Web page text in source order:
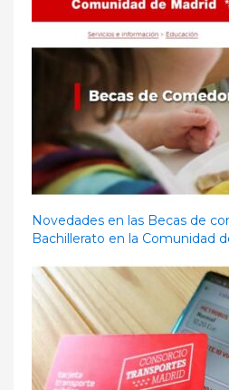
Novedades en las Becas de
Bachillerato en la Comunidad